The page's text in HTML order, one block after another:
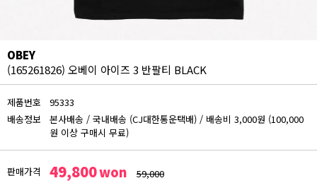
OBEY
(165261826) 오베이 아이즈 3 반팔티 BLACK
제품번호
95333
배송정보
본사배송 / 국내배송 (CJ대한통운택배) / 배송비 3,000원 (100,000
원 이상 구매시 무료)
판매가격 49,800won
59,000